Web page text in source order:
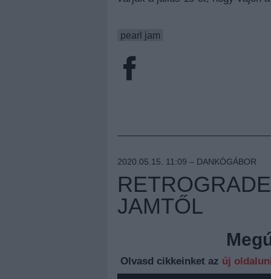
pearl jam
2020.05.15. 11:09 – DANKÓGÁBOR
JAMTŐL
Olvasd cikkeinket az új